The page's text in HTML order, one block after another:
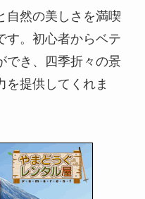
自然の美しさを満喫
す。初心者からベテ
でき、四季折々の景
を提供してくれま